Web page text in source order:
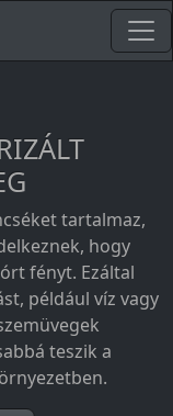
tartalmaz,
hogy
fényt. Ezáltal
például víz vagy
teszik a